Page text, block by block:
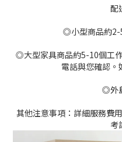
配
◎小型商品約2-
◎大型家具商品約5-10個工
電話與您確認。
◎外
其他注意事項：詳細服務費
考